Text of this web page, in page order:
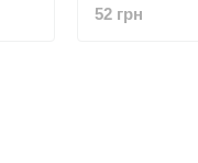
52 грн